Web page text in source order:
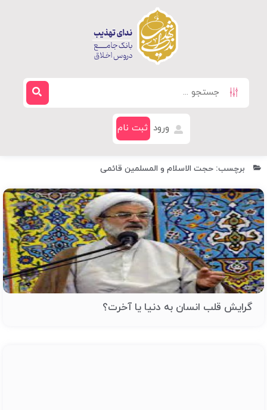
ورود ثبت نام
برچسب: حجت الاسلام و المسلمین قائمی
گرایش قلب انسان به دنیا یا آخرت؟